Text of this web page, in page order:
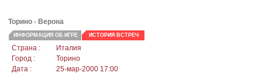
Торино - Верона
ИНФОРМАЦИЯ ОБ ИГРЕ ИСТОРИЯ ВСТРЕЧ
Страна :
Италия
Город :
Торино
Дата :
25-мар-2000 17:00